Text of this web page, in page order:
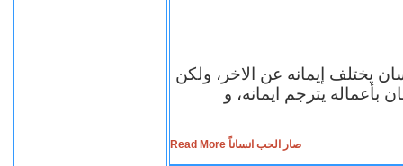
يختلف إيمانه عن الاخر، ولكن
بأعماله يترجم ايمانه، و
Read More صار الحب انساناً